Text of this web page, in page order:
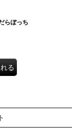
らぼっち
る